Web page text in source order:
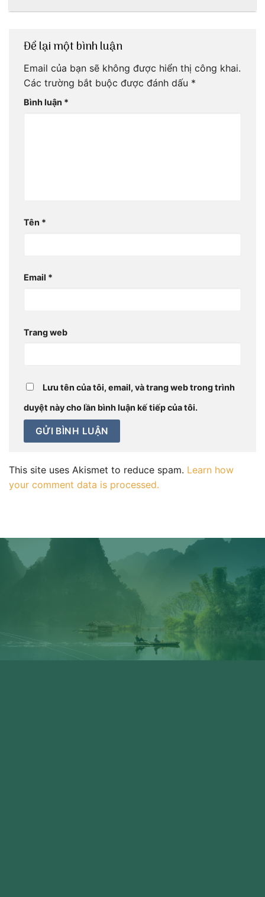
4 ngày của 3vi.vn
Để lại một bình luận
Email của bạn sẽ không được hiển thị công khai.
Các trường bắt buộc được đánh dấu *
Bình luận *
Tên *
Email *
Trang web
Lưu tên của tôi, email, và trang web trong trình
duyệt này cho lần bình luận kế tiếp của tôi.
This site uses Akismet to reduce spam. Learn how
your comment data is processed.